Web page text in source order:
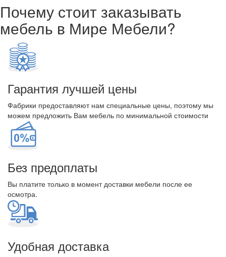
Почему стоит заказывать
мебель в Мире Мебели?
Гарантия лучшей цены
Фабрики предоставляют нам специальные цены, поэтому мы
можем предложить Вам мебель по минимальной стоимости
Без предоплаты
Вы платите только в момент доставки мебели после ее
осмотра.
Удобная доставка